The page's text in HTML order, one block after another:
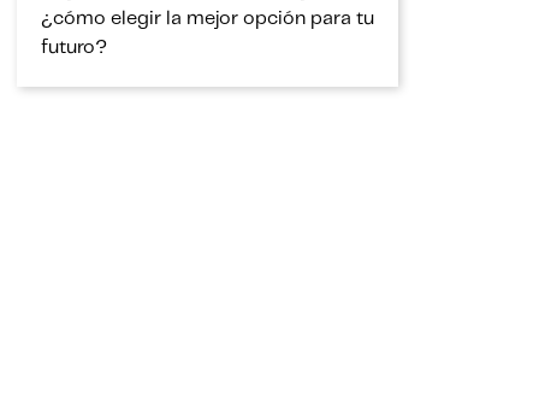
¿cómo elegir la mejor opción para tu
futuro?